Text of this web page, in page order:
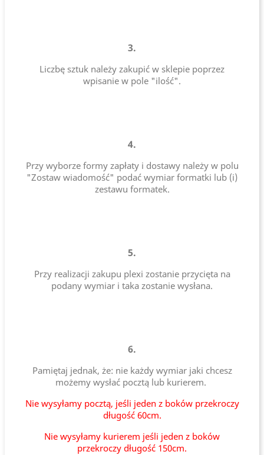
3.
Liczbę sztuk należy zakupić w sklepie poprzez
wpisanie w pole "ilość".
4.
Przy wyborze formy zapłaty i dostawy należy w polu
"Zostaw wiadomość" podać wymiar formatki lub (i)
zestawu formatek.
5.
Przy realizacji zakupu plexi zostanie przycięta na
podany wymiar i taka zostanie wysłana.
6.
Pamiętaj jednak, że: nie każdy wymiar jaki chcesz
możemy wysłać pocztą lub kurierem.
Nie wysyłamy pocztą, jeśli jeden z boków przekroczy
długość 60cm.
Nie wysyłamy kurierem jeśli jeden z boków
przekroczy długość 150cm.